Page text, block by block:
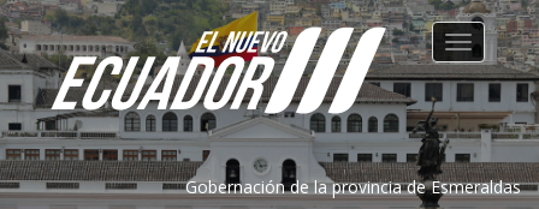
Gobernación de la provincia de Esmeraldas
Toggle